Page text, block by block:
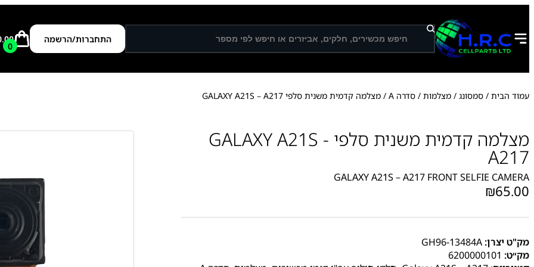
ח
י
פ
התחברות/הרשמה
0
עמוד הבית / סמסונג / מצלמות / סדרה A / מצלמה קדמית משנית סלפי GALAXY A21S – A217
מצלמה קדמית משנית סלפי GALAXY A21S -
A217
GALAXY A21S – A217 FRONT SELFIE CAMERA
₪65.00
מק"ט יצרן: GH96-13484A
מק״ט: 6200000101